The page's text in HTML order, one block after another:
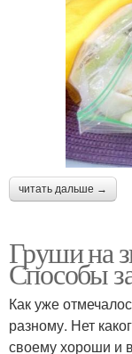
читать дальше →
Груши на
Способы
Как уже
разному. Нет
своему хороши и